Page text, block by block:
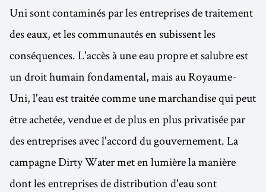
Uni sont contaminés par les entreprises de traitement
des eaux, et les communautés en subissent les
conséquences. L'accès à une eau propre et salubre est
un droit humain fondamental, mais au Royaume-
Uni, l'eau est traitée comme une marchandise qui peut
être achetée, vendue et de plus en plus privatisée par
des entreprises avec l'accord du gouvernement. La
campagne Dirty Water met en lumière la manière
dont les entreprises de distribution d'eau sont